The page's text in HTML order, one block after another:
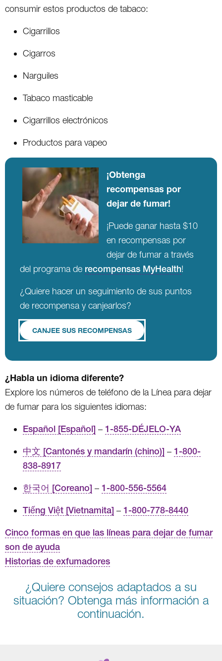
consumir estos productos de tabaco:
Cigarrillos
Cigarros
Narguiles
Tabaco masticable
Cigarrillos electrónicos
Productos para vapeo
¡Obtenga
recompensas por
dejar de fumar!
¡Puede ganar hasta $10
en recompensas por
dejar de fumar a través
del programa de recompensas MyHealth!
¿Quiere hacer un seguimiento de sus puntos
de recompensa y canjearlos?
CANJEE SUS RECOMPENSAS
¿Habla un idioma diferente?
Explore los números de teléfono de la Línea para dejar
de fumar para los siguientes idiomas:
Español [Español] – 1-855-DÉJELO-YA
中文 [Cantonés y mandarín (chino)] – 1-800-
838-8917
한국어 [Coreano] – 1-800-556-5564
Tiếng Việt [Vietnamita] – 1-800-778-8440
Cinco formas en que las líneas para dejar de fumar
son de ayuda
Historias de exfumadores
¿Quiere consejos adaptados a su
situación? Obtenga más información a
continuación.